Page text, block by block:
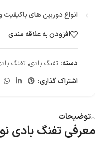
انواع دوربین های
افزودن به علاقه مندی
دسته: تفنگ بادی, تفنگ
اشتراک گذاری:
توضیحات
معرفی تفنگ بادی